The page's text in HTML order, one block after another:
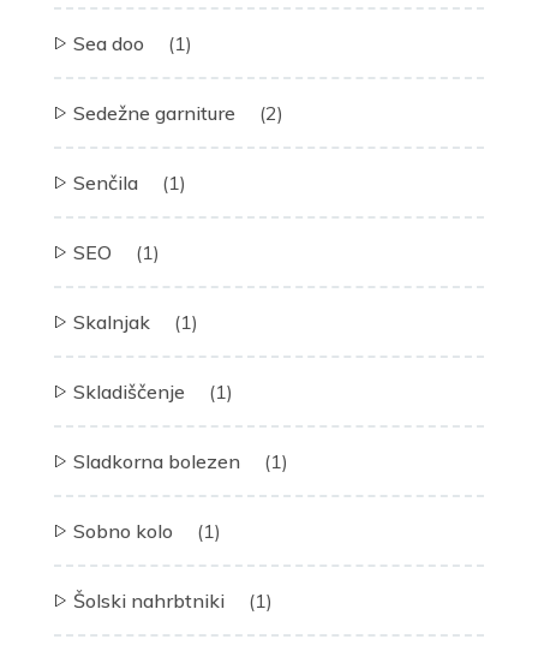
Sea doo (1)
Sedežne garniture (2)
Senčila (1)
SEO (1)
Skalnjak (1)
Skladiščenje (1)
Sladkorna bolezen (1)
Sobno kolo (1)
Šolski nahrbtniki (1)